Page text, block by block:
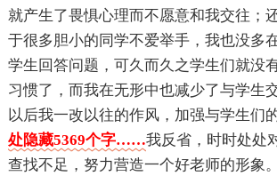
就产生了畏惧心理而不愿意和我交往；
于很多胆小的同学不爱举手，我也没多
学生回答问题，可久而久之学生们就没
习惯了，而我在无形中也减少了与学
以后我一改以往的作风，加强与学生们
处隐藏5369个字……我反省，时时处处
查找不足，努力营造一个好老师的形象。